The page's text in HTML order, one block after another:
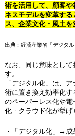
術を活用して、顧客
ネスモデルを変革す
ス、企業文化・風土を
出典：経済産業省「デジタル
なお、同じ意味とし
す。
「デジタル化」は、
術に置き換え効率化
のペーパーレス化や
化・クラウド化が挙げ
・「デジタル化」→